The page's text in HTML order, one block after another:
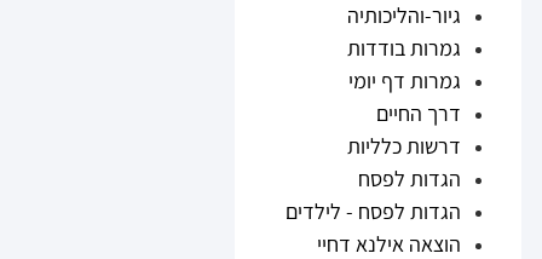
גיור-והליכותיה
גמרות בודדות
גמרות דף יומי
דרך החיים
דרשות כלליות
הגדות לפסח
הגדות לפסח - לילדים
הוצאה אילנא דחיי